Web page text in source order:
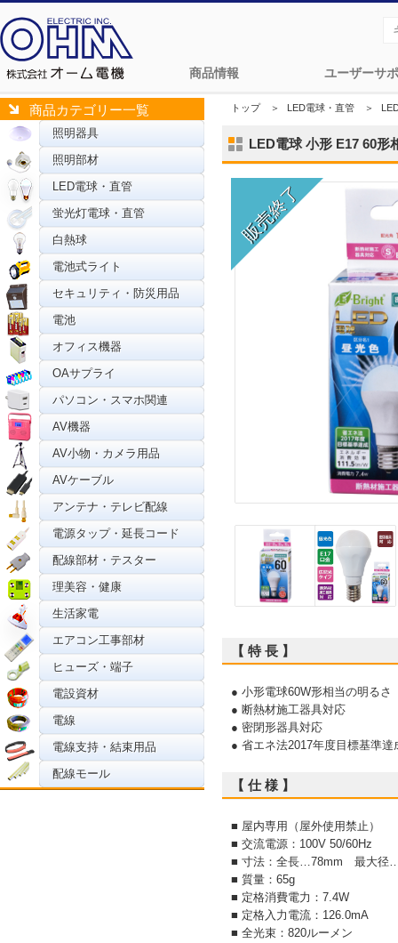
商品情報 ユーザーサ
商品カテゴリー一覧
照明器具
照明部材
LED電球・直管
蛍光灯電球・直管
白熱球
電池式ライト
セキュリティ・防災用品
電池
オフィス機器
OAサプライ
パソコン・スマホ関連
AV機器
AV小物・カメラ用品
AVケーブル
アンテナ・テレビ配線
電源タップ・延長コード
配線部材・テスター
理美容・健康
生活家電
エアコン工事部材
ヒューズ・端子
電設資材
電線
電線支持・結束用品
配線モール
トップ＞ LED電球・直管 ＞
LED電球 小形 E17 60形
【 特 長 】
● 小形電球60W形相当の明るさ
● 断熱材施工器具対応
● 密閉形器具対応
● 省エネ法2017年度目標基準
【 仕 様 】
■ 屋内専用（屋外使用禁止）
■ 交流電源：100V 50/60Hz
■ 寸法：全長…78mm 最大径
■ 質量：65g
■ 定格消費電力：7.4W
■ 定格入力電流：126.0mA
■ 全光束：820ルーメン